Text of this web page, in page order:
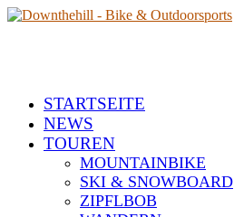
STARTSEITE
NEWS
TOUREN
MOUNTAINBIKE
SKI & SNOWBOARD
ZIPFLBOB